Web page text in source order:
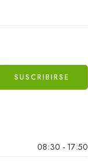
08:30 - 17:50